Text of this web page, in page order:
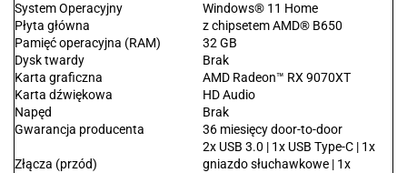
System Operacyjny
Windows® 11 Home
Płyta główna
z chipsetem AMD® B650
Pamięć operacyjna (RAM)
32 GB
Dysk twardy
Brak
Karta graficzna
AMD Radeon™ RX 9070XT
Karta dźwiękowa
HD Audio
Napęd
Brak
Gwarancja producenta
36 miesięcy door-to-door
Złącza (przód)
2x USB 3.0 | 1x USB Type-C | 1x
gniazdo słuchawkowe | 1x